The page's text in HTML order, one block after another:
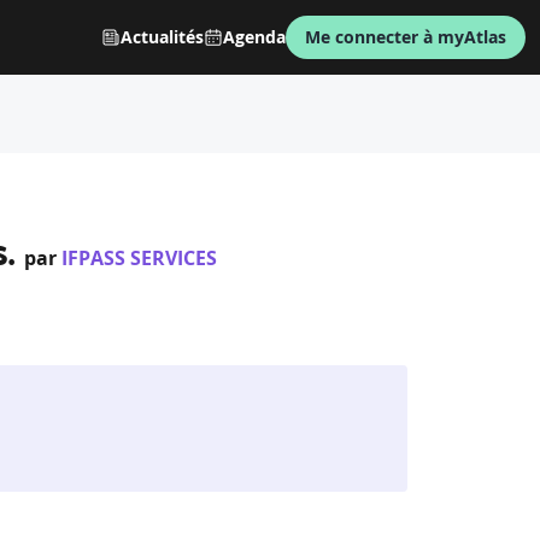
Actualités Agenda Me connecter à myAtlas
par IFPASS SERVICES